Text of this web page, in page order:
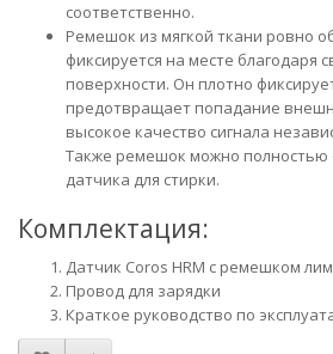
соответственно.
Ремешок из мягкой ткани ровно
фиксируется на месте благодаря
поверхности. Он плотно
предотвращает попадание
высокое качество сигнала
Также ремешок можно полностью
датчика для стирки.
Комплектация:
Датчик Coros HRM c ремешком
Провод для зарядки
Краткое руководство по